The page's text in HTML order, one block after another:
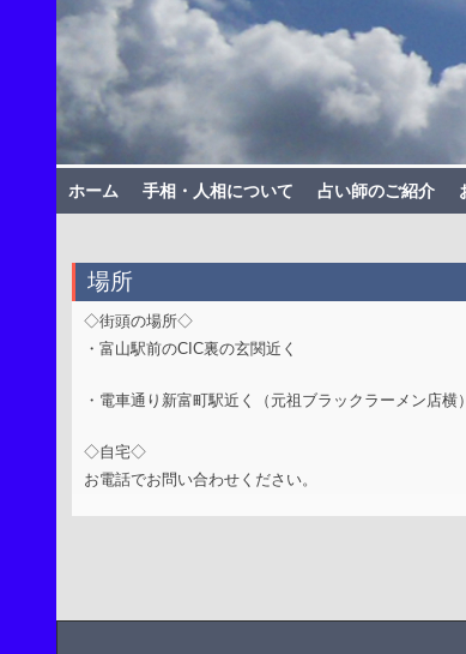
ホーム 手相・人相について 占い師のご紹介
場所
◇街頭の場所◇
・富山駅前のCIC裏の玄関近く
・電車通り新富町駅近く（元祖ブラックラーメン店横）
◇自宅◇
お電話でお問い合わせください。